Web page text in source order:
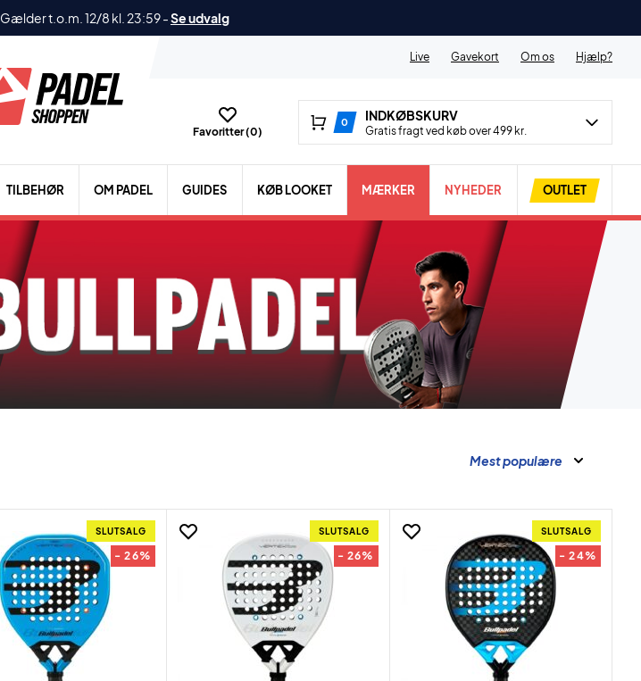
Gælder t.o.m. 12/8 kl. 23:59-Se udvalg
Live Gavekort Om os Hjælp?
Favoritter (0)
0 INDKØBSKURV
Gratis fragt ved køb over 499 kr.
TILBEHØR OM PADEL GUIDES KØB LOOKET MÆRKER NYHEDER OUTLET
Mest populære
SLUTSALG
- 26%
SLUTSALG
- 26%
SLUTSALG
- 24%